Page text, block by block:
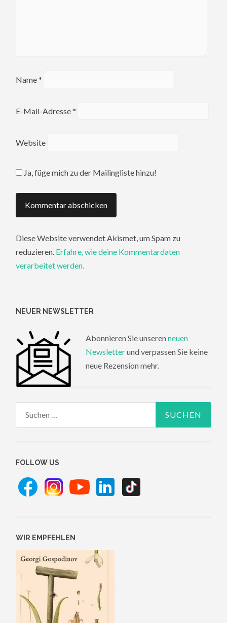
Name*
E-Mail-Adresse*
Website
Ja, füge mich zu der Mailingliste hinzu!
Diese Website verwendet Akismet, um Spam zu
reduzieren. Erfahre, wie deine Kommentardaten
verarbeitet werden.
NEUER NEWSLETTER
Abonnieren Sie unseren neuen
Newsletterund verpassen Sie keine
neue Rezension mehr.
FOLLOW US
WIR EMPFEHLEN